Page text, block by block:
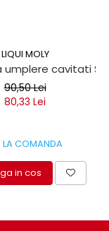
LIQUI MOLY
umplere cavitati
90,50 Lei
80,33 Lei
LA COMANDA
in cos